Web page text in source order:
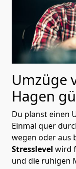
Umzüge
Hagen
Du planst einen
Einmal quer
wegen oder aus
Stresslevel wird
und die ruhigen